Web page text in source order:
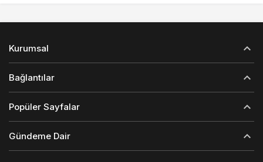
Kurumsal
Bağlantılar
Popüler Sayfalar
Gündeme Dair